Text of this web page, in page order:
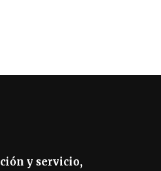
y servicio,